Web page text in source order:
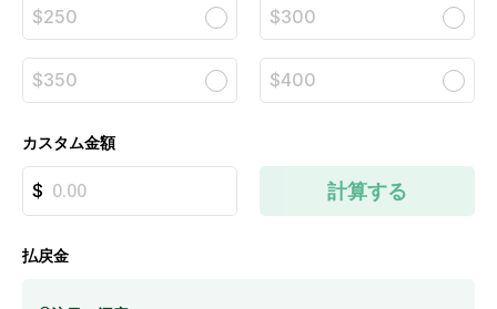
$250 $300
$350 $400
カスタム金額
計算する
払戻金